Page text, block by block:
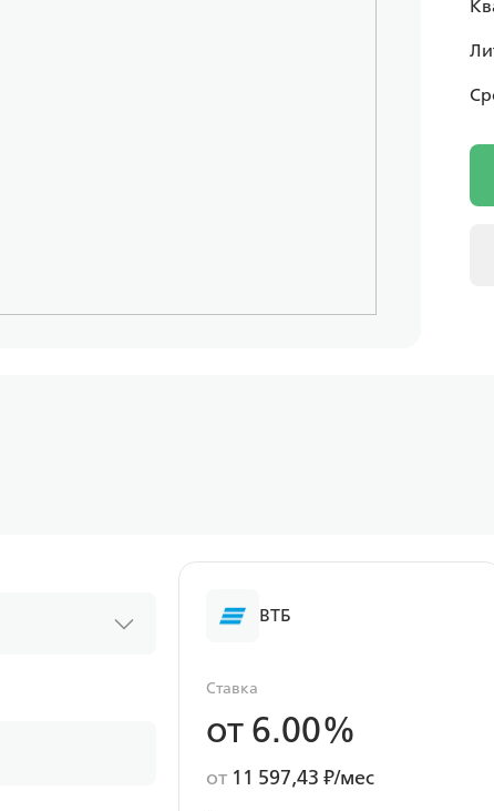
ВТБ
Ставка
от 6.00%
от11 597,43 ₽/мес